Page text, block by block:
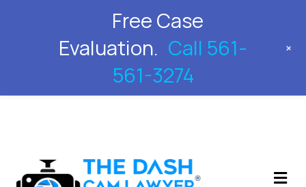
561-561-3274
Free Case
Evaluation. Call 561-
561-3274
+